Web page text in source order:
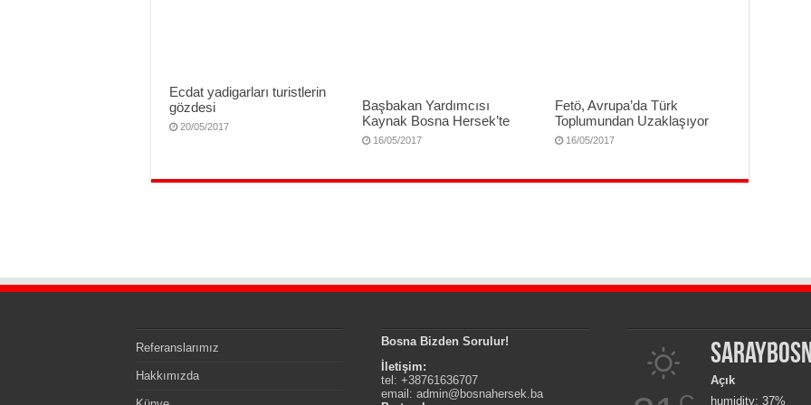
Ecdat yadigarları turistlerin
gözdesi
20/05/2017
Başbakan Yardımcısı
Kaynak Bosna Hersek’te
16/05/2017
Fetö, Avrupa’da Türk
Toplumundan Uzaklaşıyor
16/05/2017
Referanslarımız
Hakkımızda
Bosna Bizden Sorulur!
İletişim:
tel: +38761636707
email:admin@bosnahersek.ba
Açık
humidity: 37%